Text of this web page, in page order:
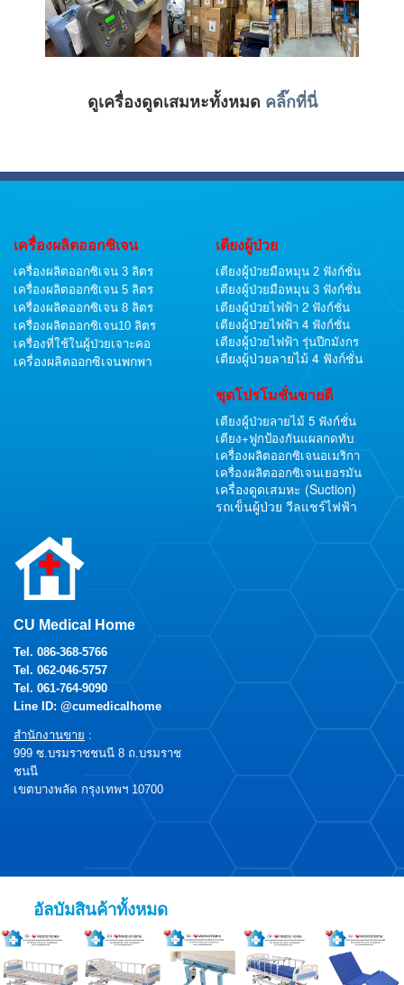
ดูเครื่องดูดเสมหะทั้งหมด คลิ๊กที่นี่
เครื่องผลิตออกซิเจน
เครื่องผลิตออกซิเจน 3 ลิตร
เครื่องผลิตออกซิเจน 5 ลิตร
เครื่องผลิตออกซิเจน 8 ลิตร
เครื่องผลิตออกซิเจน10 ลิตร
เครื่องที่ใช้ในผู้ป่วยเจาะคอ
เครื่องผลิตออกซิเจนพกพา
เตียงผู้ป่วย
เตียงผู้ป่วยมือหมุน 2 ฟังก์ชั่น
เตียงผู้ป่วยมือหมุน 3 ฟังก์ชั่น
เตียงผู้ป่วยไฟฟ้า 2 ฟังก์ชั่น
เตียงผู้ป่วยไฟฟ้า 4 ฟังก์ชั่น
เตียงผู้ป่วยไฟฟ้า รุ่นปีกมังกร
เตียงผู้ป่วยลายไม้ 4 ฟังก์ชั่น
ชุดโปรโมชั่นขายดี
เตียงผู้ป่วยลายไม้ 5 ฟังก์ชั่น
เตียง+ฟูกป้องกันแผลกดทับ
เครื่องผลิตออกซิเจนอเมริกา
เครื่องผลิตออกซิเจนเยอรมัน
เครื่องดูดเสมหะ (Suction)
รถเข็นผู้ป่วย วีลแชร์ไฟฟ้า
CU Medical Home
Tel. 086-368-5766
Tel. 062-046-5757
Tel. 061-764-9090
Line ID: @cumedicalhome
สำนักงานขาย :
999 ซ.บรมราชชนนี 8 ถ.บรมราช
ชนนี
เขตบางพลัด กรุงเทพฯ 10700
อัลบัมสินค้าทั้งหมด